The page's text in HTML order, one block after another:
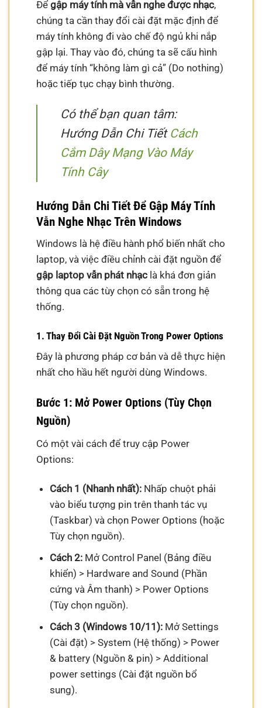
Đểgập máy tính mà vẫn nghe được nhạc,
chúng ta cần thay đổi cài đặt mặc định để
máy tính không đi vào chế độ ngủ khi nắp
gập lại. Thay vào đó, chúng ta sẽ cấu hình
để máy tính “không làm gì cả” (Do nothing)
hoặc tiếp tục chạy bình thường.
Có thể bạn quan tâm:
Hướng Dẫn Chi Tiết Cách
Cắm Dây Mạng Vào Máy
Tính Cây
Hướng Dẫn Chi Tiết Để Gập Máy Tính
Vẫn Nghe Nhạc Trên Windows
Windows là hệ điều hành phổ biến nhất cho
laptop, và việc điều chỉnh cài đặt nguồn để
gập laptop vẫn phát nhạc là khá đơn giản
thông qua các tùy chọn có sẵn trong hệ
thống.
1. Thay Đổi Cài Đặt Nguồn Trong Power Options
Đây là phương pháp cơ bản và dễ thực hiện
nhất cho hầu hết người dùng Windows.
Bước 1: Mở Power Options (Tùy Chọn
Nguồn)
Có một vài cách để truy cập Power
Options:
Cách 1 (Nhanh nhất):Nhấp chuột phải
vào biểu tượng pin trên thanh tác vụ
(Taskbar) và chọn Power Options (hoặc
Tùy chọn nguồn).
Cách 2:Mở Control Panel (Bảng điều
khiển) > Hardware and Sound (Phần
cứng và Âm thanh) > Power Options
(Tùy chọn nguồn).
Cách 3 (Windows 10/11):Mở Settings
(Cài đặt) > System (Hệ thống) > Power
& battery (Nguồn & pin) > Additional
power settings (Cài đặt nguồn bổ
sung).